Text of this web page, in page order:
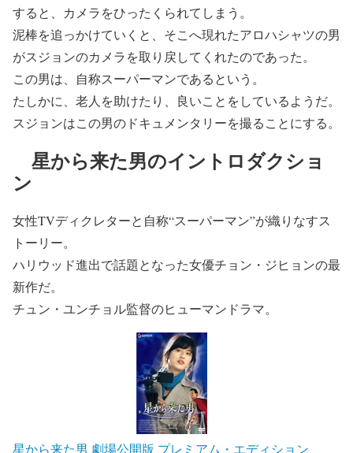
すると、カメラをひったくられてしまう。
泥棒を追っかけていくと、そこへ現れたアロハシャツの男
がスジョンのカメラを取り戻してくれたのであった。
この男は、自称スーパーマンであるという。
たしかに、老人を助けたり、良いことをしているようだ。
スジョンはこの男のドキュメンタリーを撮ることにする。
星から来た男のイントロダクショ
ン
女性TVディクレターと自称“スーパーマン”が織りなすス
トーリー。
ハリウッド進出で話題となった女優チョン・ジヒョンの最
新作だ。
チュン・ユンチョル監督のヒューマンドラマ。
星から来た男 劇場公開版 プレミアム・エディション